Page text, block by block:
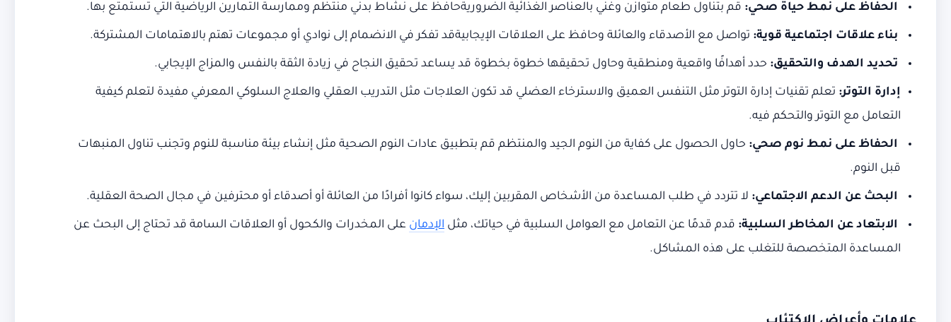
الحفاظ على نمط حياة صحي: قم بتناول طعام متوازن وغني بالعناصر الغذائية الضروريةحافظ على نشاط بدني منتظم وممارسة التمارين الرياضية التي تستمتع بها.
بناء علاقات اجتماعية قوية: تواصل مع الأصدقاء والعائلة وحافظ على العلاقات الإيجابيةقد تفكر في الانضمام إلى نوادي أو مجموعات تهتم بالاهتمامات المشتركة.
تحديد الهدف والتحقيق: حدد أهدافًا واقعية ومنطقية وحاول تحقيقها خطوة بخطوة قد يساعد تحقيق النجاح في زيادة الثقة بالنفس والمزاج الإيجابي.
إدارة التوتر: تعلم تقنيات إدارة التوتر مثل التنفس العميق والاسترخاء العضلي قد تكون العلاجات مثل التدريب العقلي والعلاج السلوكي المعرفي مفيدة لتعلم كيفية
التعامل مع التوتر والتحكم فيه.
الحفاظ على نمط نوم صحي: حاول الحصول على كفاية من النوم الجيد والمنتظم قم بتطبيق عادات النوم الصحية مثل إنشاء بيئة مناسبة للنوم وتجنب تناول المنبهات
قبل النوم.
البحث عن الدعم الاجتماعي: لا تتردد في طلب المساعدة من الأشخاص المقربين إليك، سواء كانوا أفرادًا من العائلة أو أصدقاء أو محترفين في مجال الصحة العقلية.
الابتعاد عن المخاطر السلبية: قدم قدمًا عن التعامل مع العوامل السلبية في حياتك، مثل الإدمان على المخدرات والكحول أو العلاقات السامة قد تحتاج إلى البحث عن
المساعدة المتخصصة للتغلب على هذه المشاكل.